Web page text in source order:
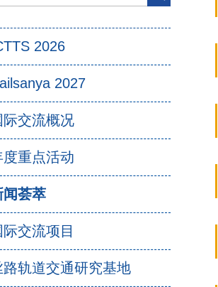
2026
2027
际交流概况
度重点活动
闻荟萃
际交流项目
路轨道交通研究基地